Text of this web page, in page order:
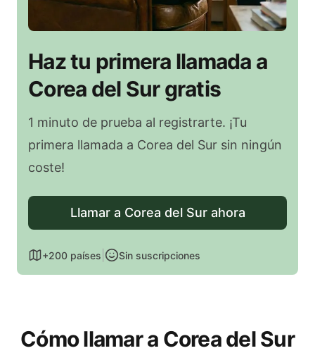
Haz tu primera llamada a
Corea del Sur gratis
1 minuto de prueba al registrarte. ¡Tu
primera llamada a Corea del Sur sin ningún
coste!
Llamar a Corea del Sur ahora
+200 países Sin suscripciones
Cómo llamar a Corea del Sur